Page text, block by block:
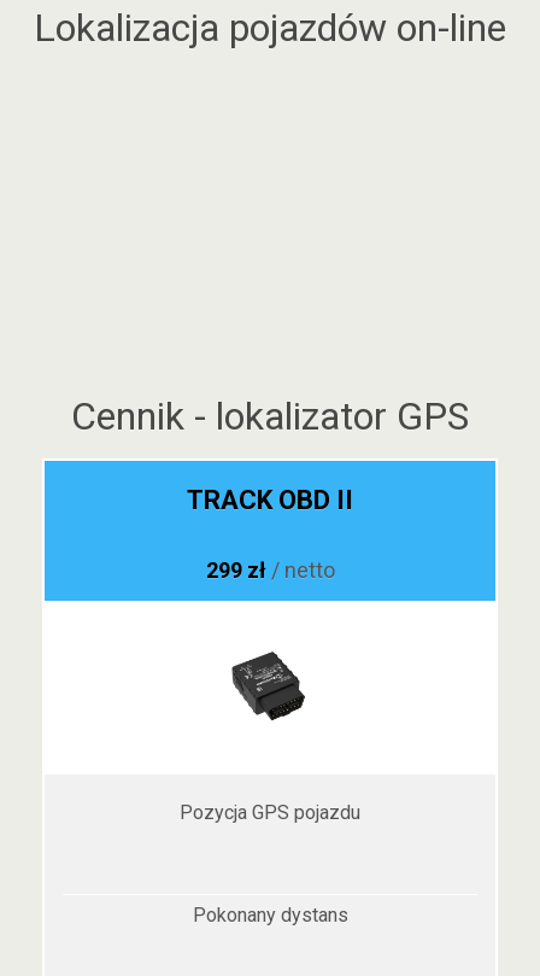
Lokalizacja pojazdów on-line
Cennik - lokalizator GPS
TRACK OBD II
299 zł / netto
Pozycja GPS pojazdu
Pokonany dystans